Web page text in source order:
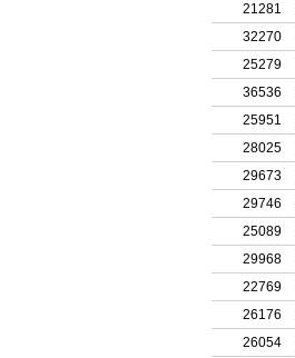
21281
32270
25279
36536
25951
28025
29673
29746
25089
29968
22769
26176
26054